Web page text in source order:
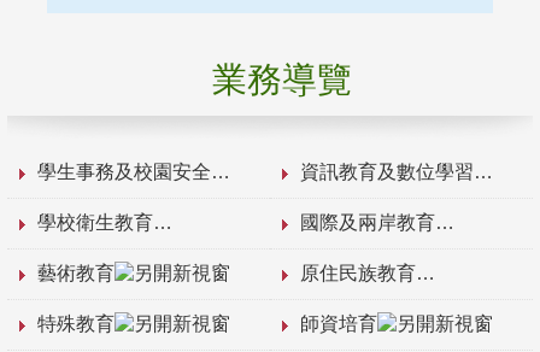
業務導覽
學生事務及校園安全 資訊教育及數位學習
學校衛生教育 國際及兩岸教育
藝術教育 原住民族教育
特殊教育 師資培育